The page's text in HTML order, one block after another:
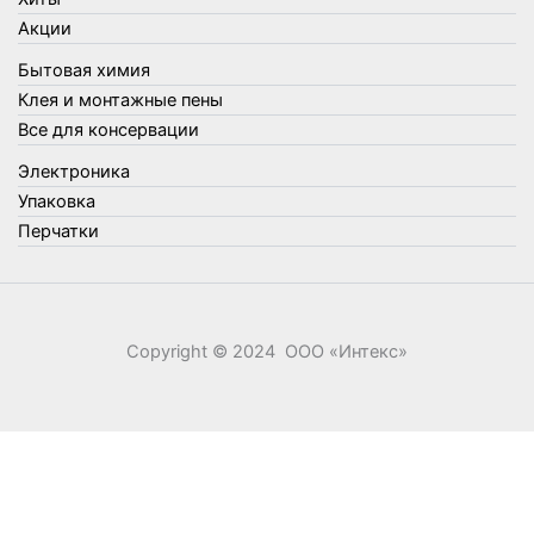
Утеплители и прочее
Фонари, лампы и удлинители
Хозяйственные товары
Швабры, стекломои, черенки и насадки
Шнуры, веревки и шпагаты
Электроника
Элементы питания
Акции
Бытовая химия
Клея и монтажные пены
Все для консервации
Электроника
Упаковка
Перчатки
Copyright © 2024 ООО «‎Интекс»‎